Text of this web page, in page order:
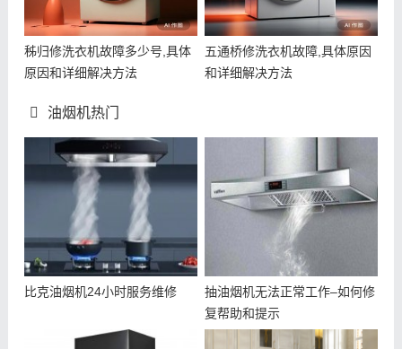
秭归修洗衣机故障多少号,具体
原因和详细解决方法
五通桥修洗衣机故障,具体原因
和详细解决方法
油烟机热门
比克油烟机24小时服务维修
抽油烟机无法正常工作–如何修
复帮助和提示